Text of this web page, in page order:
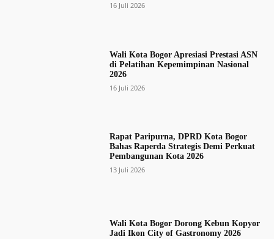
16 Juli 2026
Wali Kota Bogor Apresiasi Prestasi ASN
di Pelatihan Kepemimpinan Nasional
2026
16 Juli 2026
Rapat Paripurna, DPRD Kota Bogor
Bahas Raperda Strategis Demi Perkuat
Pembangunan Kota 2026
13 Juli 2026
Wali Kota Bogor Dorong Kebun Kopyor
Jadi Ikon City of Gastronomy 2026